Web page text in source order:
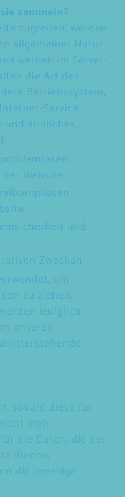
sammeln?
zugreifen, werden
allgemeiner Natur
werden im Server-
die Art des
Betriebssystem,
Service-
und ähnliches.
Website
und -
Zwecken
um
zu ziehen.
lediglich
unseren
sobald diese für
mehr
die Daten, die der
dienen,
die jeweilige